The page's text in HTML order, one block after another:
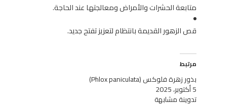
متابعة الحشرات والأمراض ومعالجتها عند الحاجة.
قص الزهور القديمة بانتظام لتعزيز تفتح جديد.
مرتبط
بذور زهرة فلوكس (Phlox paniculata)
5 أكتوبر، 2025
تدوينة مشابهة